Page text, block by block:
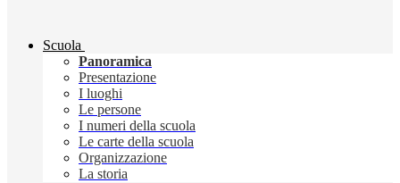
Scuola
Panoramica
Presentazione
I luoghi
Le persone
I numeri della scuola
Le carte della scuola
Organizzazione
La storia